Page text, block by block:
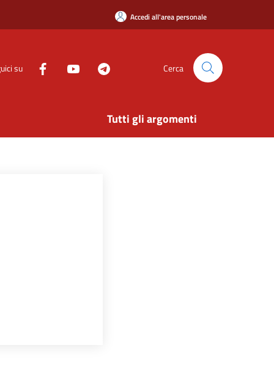
Accedi all'area personale
su Cerca
Tutti gli argomenti